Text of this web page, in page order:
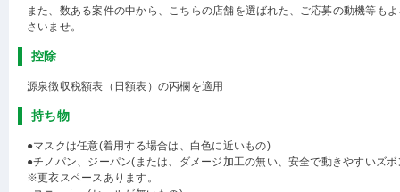
また、数ある案件の中から、こちらの店舗を選ばれた、ご応募の動機等も
さいませ。
控除
源泉徴収税額表（日額表）の丙欄を適用
持ち物
●マスクは任意(着用する場合は、白色に近いもの)
●チノパン、ジーパン(または、ダメージ加工の無い、安全で動きやすいズボ
※更衣スペースあります。